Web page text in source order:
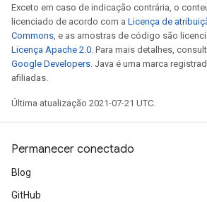
Exceto em caso de indicação contrária, o
licenciado de acordo com a Licença de
Commons, e as amostras de código são
Licença Apache 2.0. Para mais detalhes,
Google Developers. Java é uma marca
afiliadas.
Última atualização 2021-07-21 UTC.
Permanecer conectado
Blog
GitHub